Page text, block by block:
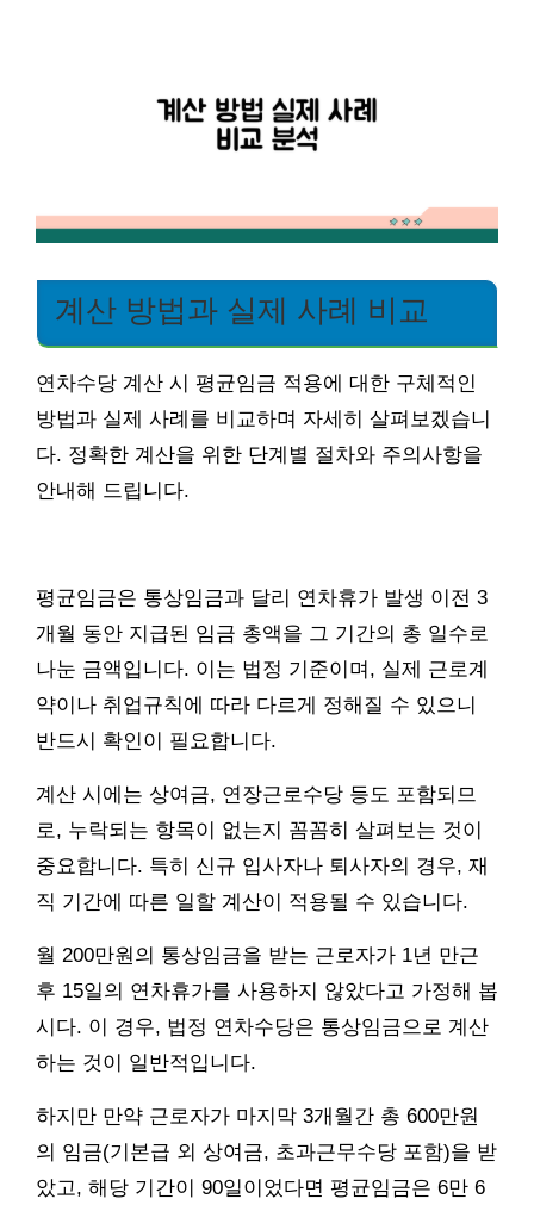
계산 방법과 실제 사례 비교
연차수당 계산 시 평균임금 적용에 대한 구체적인
방법과 실제 사례를 비교하며 자세히 살펴보겠습니
다. 정확한 계산을 위한 단계별 절차와 주의사항을
안내해 드립니다.
평균임금은 통상임금과 달리 연차휴가 발생 이전 3
개월 동안 지급된 임금 총액을 그 기간의 총 일수로
나눈 금액입니다. 이는 법정 기준이며, 실제 근로계
약이나 취업규칙에 따라 다르게 정해질 수 있으니
반드시 확인이 필요합니다.
계산 시에는 상여금, 연장근로수당 등도 포함되므
로, 누락되는 항목이 없는지 꼼꼼히 살펴보는 것이
중요합니다. 특히 신규 입사자나 퇴사자의 경우, 재
직 기간에 따른 일할 계산이 적용될 수 있습니다.
월 200만원의 통상임금을 받는 근로자가 1년 만근
후 15일의 연차휴가를 사용하지 않았다고 가정해 봅
시다. 이 경우, 법정 연차수당은 통상임금으로 계산
하는 것이 일반적입니다.
하지만 만약 근로자가 마지막 3개월간 총 600만원
의 임금(기본급 외 상여금, 초과근무수당 포함)을 받
았고, 해당 기간이 90일이었다면 평균임금은 6만 6